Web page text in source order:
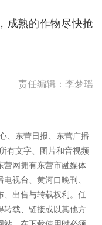
成熟的作物尽快抢
责任编辑：李梦瑶
、东营日报、东营广播
有文字、图片和音视频
营网拥有东营市融媒体
视台、黄河口晚刊、
、出售与转载权利。任
转载、链接或以其他方